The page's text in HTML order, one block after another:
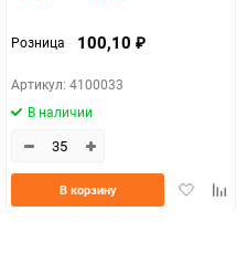
Розница 100,10 ₽
Артикул: 4100033
В наличии
Добавить
В корзину